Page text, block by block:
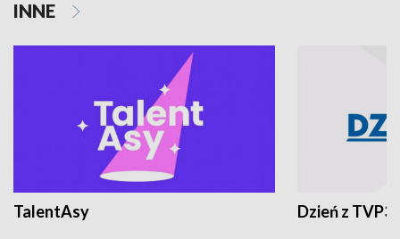
INNE
TalentAsy Dzień z TVP3